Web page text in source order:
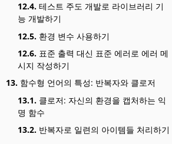
12.4. 테스트 주도 개발로 라이브러리 기
능 개발하기
12.5. 환경 변수 사용하기
12.6. 표준 출력 대신 표준 에러로 에러 메
시지 작성하기
13. 함수형 언어의 특성: 반복자와 클로저
13.1. 클로저: 자신의 환경을 캡처하는 익
명 함수
13.2. 반복자로 일련의 아이템들 처리하기